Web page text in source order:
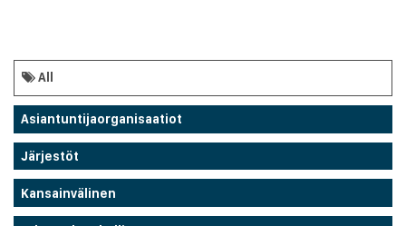
All
Asiantuntijaorganisaatiot
Järjestöt
Kansainvälinen